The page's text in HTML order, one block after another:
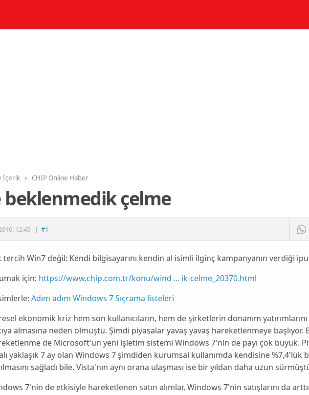
İçerik CHIP Online Haber
beklenmedik çelme
, 12:45 | #1
tercih Win7 değil: Kendi bilgisayarını kendin al isimli ilginç kampanyanın verdiği
için: https://www.chip.com.tr/konu/wind ... ik-celme_20370.html
Adım adım Windows 7 Sıçrama listeleri
ekonomik kriz hem son kullanıcıların, hem de şirketlerin donanım
almasına neden olmuştu. Şimdi piyasalar yavaş yavaş hareketlenmeye başlıyor.
de Microsoft'un yeni işletim sistemi Windows 7'nin de payı çok büyük.
yaklaşık 7 ay olan Windows 7şimdiden kurumsal kullanımda kendisine %7,4'lük
sağladı bile. Vista'nın aynı orana ulaşması ise bir yıldan daha uzun
7'nin de etkisiyle hareketlenen satın alımlar, Windows 7'nin satışlarını da